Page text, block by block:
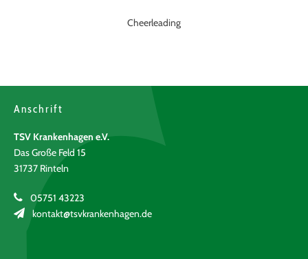
Cheerleading
Anschrift
TSV Krankenhagen e.V.
Das Große Feld 15
31737 Rinteln
05751 43223
kontakt@tsvkrankenhagen.de